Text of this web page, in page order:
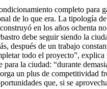
completo para
de lo que era. La tipología
en los años ochenta
debe seguir siendo la
después de un trabajo
todo el proyecto”,
la ciudad: “durante
un plus de competitividad
que, si se